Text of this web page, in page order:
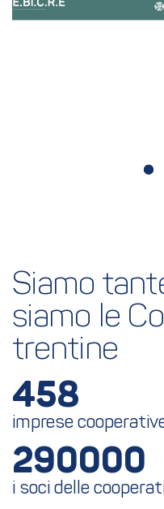
Siamo
siamo le
trentine
458
imprese
290000
i soci delle